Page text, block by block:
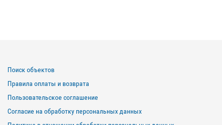
Поиск объектов
Правила оплаты и возврата
Пользовательское соглашение
Согласие на обработку персональных данных